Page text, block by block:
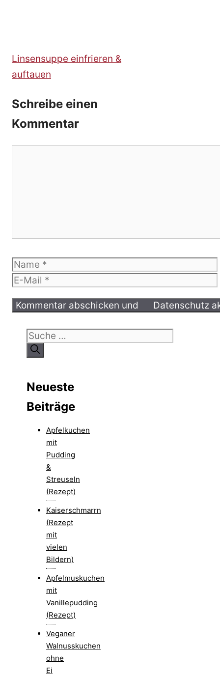
Linsensuppe einfrieren &
auftauen
Schreibe einen
Kommentar
Name
E-
Mail
Suche
nach:
Neueste
Beiträge
Apfelkuchen
mit
Pudding
&
Streuseln
(Rezept)
Kaiserschmarrn
(Rezept
mit
vielen
Bildern)
Apfelmuskuchen
mit
Vanillepudding
(Rezept)
Veganer
Walnusskuchen
ohne
Ei